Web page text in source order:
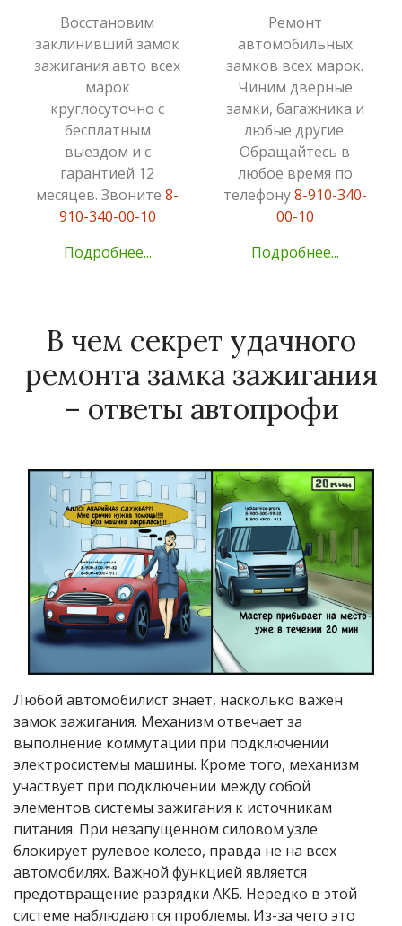
Восстановим
заклинивший замок
зажигания авто всех
марок
круглосуточно с
бесплатным
выездом и с
гарантией 12
месяцев. Звоните 8-
910-340-00-10
Подробнее...
Ремонт
автомобильных
замков всех марок.
Чиним дверные
замки, багажника и
любые другие.
Обращайтесь в
любое время по
телефону8-910-340-
00-10
Подробнее...
В чем секрет удачного
ремонта замка зажигания
– ответы автопрофи
Любой автомобилист знает, насколько важен
замок зажигания. Механизм отвечает за
выполнение коммутации при подключении
электросистемы машины. Кроме того, механизм
участвует при подключении между собой
элементов системы зажигания к источникам
питания. При незапущенном силовом узле
блокирует рулевое колесо, правда не на всех
автомобилях. Важной функцией является
предотвращение разрядки АКБ. Нередко в этой
системе наблюдаются проблемы. Из-за чего это